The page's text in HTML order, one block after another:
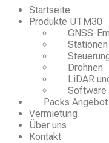
Startseite
Produkte UTM30
GNSS-
Drohnen
LiDAR
Software
Packs Angebot
Vermietung
Über uns
Kontakt